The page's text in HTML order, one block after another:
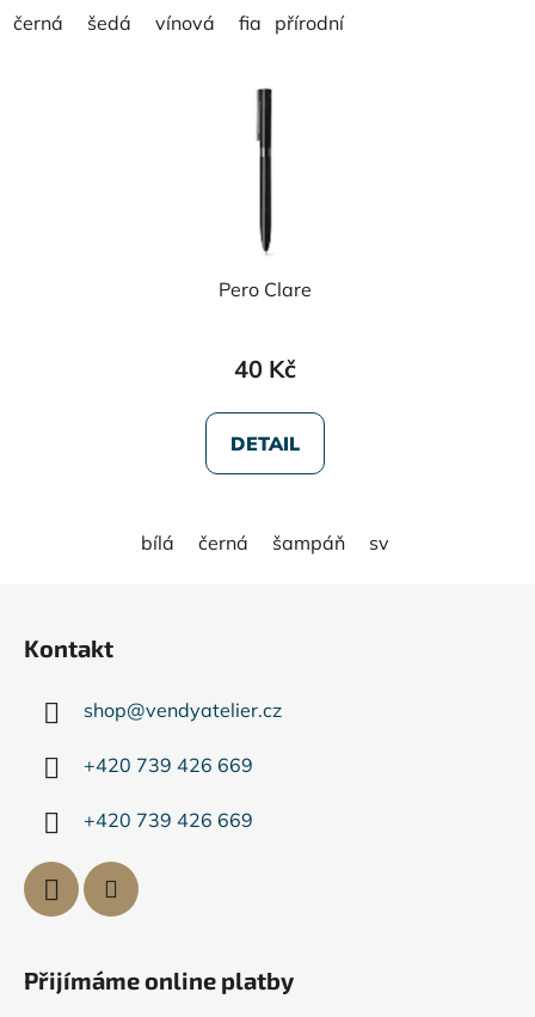
černá šedá vínová fialovápřírodní
Pero Clare
40 Kč
DETAIL
bílá černá šampáň světle růžová
Kontakt
shop@vendyatelier.cz
+420 739 426 669
+420 739 426 669
Přijímáme online platby